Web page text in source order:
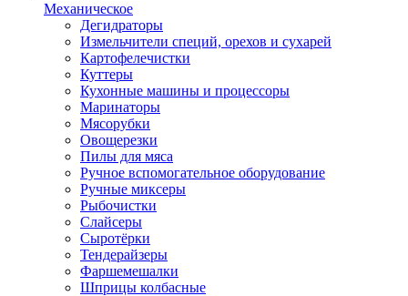
Механическое
Дегидраторы
Измельчители специй, орехов и сухарей
Картофелечистки
Куттеры
Кухонные машины и процессоры
Маринаторы
Мясорубки
Овощерезки
Пилы для мяса
Ручное вспомогательное оборудование
Ручные миксеры
Рыбочистки
Слайсеры
Сыротёрки
Тендерайзеры
Фаршемешалки
Шприцы колбасные